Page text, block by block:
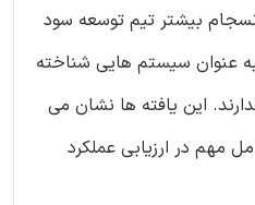
بیشتر تیم توسعه سود
به عنوان سیستم هایی شناخته
این یافته ها نشان می
مهم در ارزیابی عملکرد